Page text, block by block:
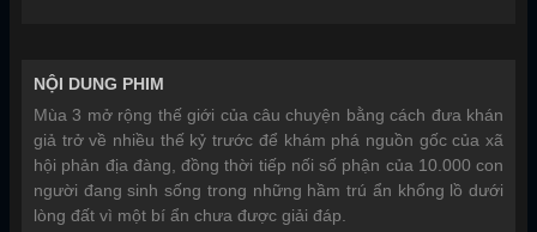
NỘI DUNG PHIM
Mùa 3 mở rộng thế giới của câu chuyện bằng cách đưa khán
giả trở về nhiều thế kỷ trước để khám phá nguồn gốc của xã
hội phản địa đàng, đồng thời tiếp nối số phận của 10.000 con
người đang sinh sống trong những hầm trú ẩn khổng lồ dưới
lòng đất vì một bí ẩn chưa được giải đáp.